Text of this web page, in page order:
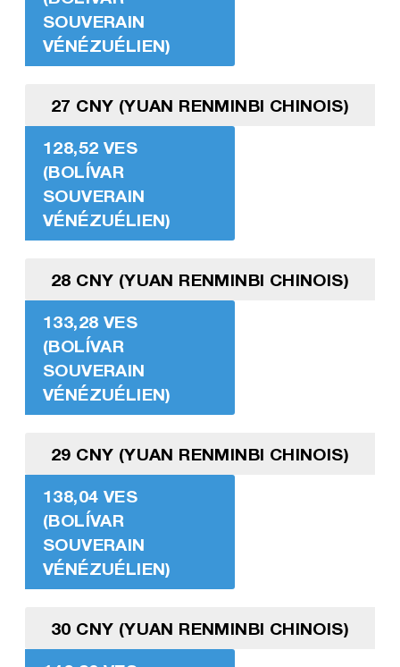
SOUVERAIN
VÉNÉZUÉLIEN)
27 CNY (YUAN RENMINBI CHINOIS)
128,52 VES
(BOLÍVAR
SOUVERAIN
VÉNÉZUÉLIEN)
28 CNY (YUAN RENMINBI CHINOIS)
133,28 VES
(BOLÍVAR
SOUVERAIN
VÉNÉZUÉLIEN)
29 CNY (YUAN RENMINBI CHINOIS)
138,04 VES
(BOLÍVAR
SOUVERAIN
VÉNÉZUÉLIEN)
30 CNY (YUAN RENMINBI CHINOIS)